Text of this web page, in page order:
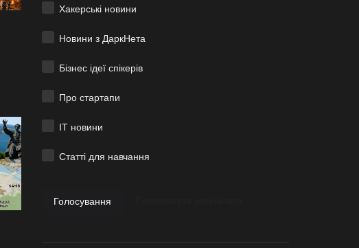
Хакерські новини
Новини з ДаркНета
Бізнес ідеї спікерів
Про стартапи
ІТ новини
Статті для навчання
Голосування